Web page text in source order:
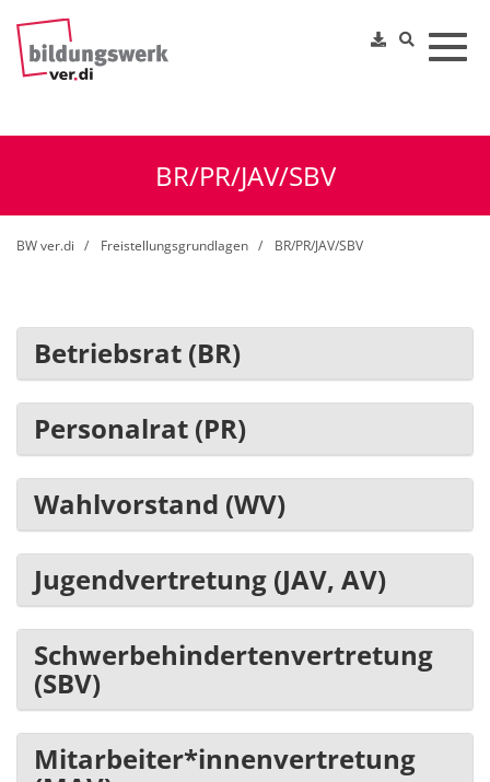
BR/PR/JAV/SBV
BW ver.di Freistellungsgrundlagen BR/PR/JAV/SBV
Betriebsrat (BR)
Personalrat (PR)
Wahlvorstand (WV)
Jugendvertretung (JAV, AV)
Schwerbehindertenvertretung
(SBV)
Mitarbeiter*innenvertretung